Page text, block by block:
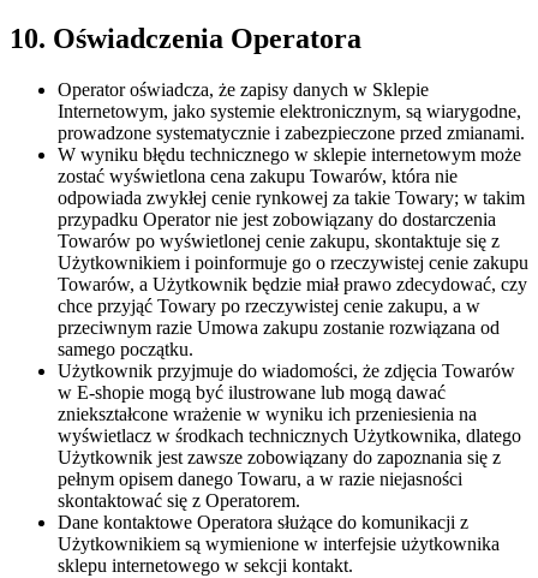
10. Oświadczenia Operatora
Operator oświadcza, że zapisy danych w Sklepie
Internetowym, jako systemie elektronicznym, są wiarygodne,
prowadzone systematycznie i zabezpieczone przed zmianami.
W wyniku błędu technicznego w sklepie internetowym może
zostać wyświetlona cena zakupu Towarów, która nie
odpowiada zwykłej cenie rynkowej za takie Towary; w takim
przypadku Operator nie jest zobowiązany do dostarczenia
Towarów po wyświetlonej cenie zakupu, skontaktuje się z
Użytkownikiem i poinformuje go o rzeczywistej cenie zakupu
Towarów, a Użytkownik będzie miał prawo zdecydować, czy
chce przyjąć Towary po rzeczywistej cenie zakupu, a w
przeciwnym razie Umowa zakupu zostanie rozwiązana od
samego początku.
Użytkownik przyjmuje do wiadomości, że zdjęcia Towarów
w E-shopie mogą być ilustrowane lub mogą dawać
zniekształcone wrażenie w wyniku ich przeniesienia na
wyświetlacz w środkach technicznych Użytkownika, dlatego
Użytkownik jest zawsze zobowiązany do zapoznania się z
pełnym opisem danego Towaru, a w razie niejasności
skontaktować się z Operatorem.
Dane kontaktowe Operatora służące do komunikacji z
Użytkownikiem są wymienione w interfejsie użytkownika
sklepu internetowego w sekcji kontakt.